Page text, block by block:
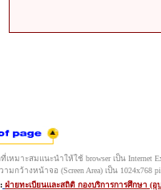
หมาะสมแนะนำให้ใช้ browser เป็น Internet
ว้างหน้าจอ (Screen Area) เป็น 1024x768
ฝ่ายทะเบียนและสถิติ กองบริการการศึกษา (อุบ